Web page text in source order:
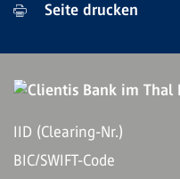
Seite drucken
IID (Clearing-Nr.)
BIC/SWIFT-Code